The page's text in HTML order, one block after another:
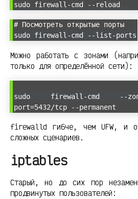
sudo firewall-cmd --reload
# Посмотреть открытые порты
sudo firewall-cmd --list-ports
Можно работать с зонами
только для определённой сети):
sudo firewall-cmd --
port=5432/tcp --permanent
firewalld гибче, чем UFW, и
сложных сценариев.
iptables
Старый, но до сих пор
продвинутых пользователей: